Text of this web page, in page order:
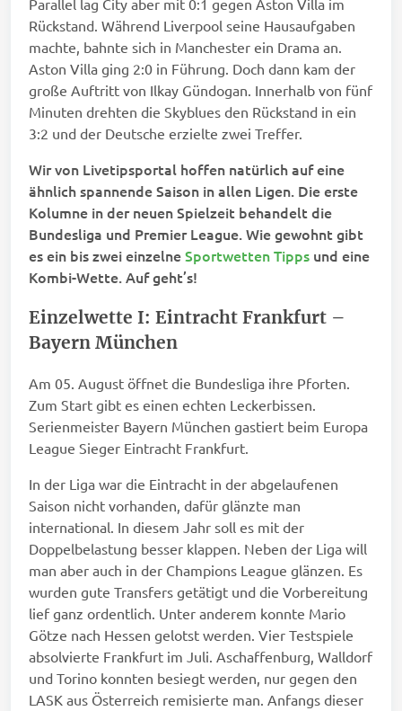
Rückstand. Während Liverpool seine Hausaufgaben
machte, bahnte sich in Manchester ein Drama an.
Aston Villa ging 2:0 in Führung. Doch dann kam der
große Auftritt von Ilkay Gündogan. Innerhalb von fünf
Minuten drehten die Skyblues den Rückstand in ein
3:2 und der Deutsche erzielte zwei Treffer.
Wir von Livetipsportal hoffen natürlich auf eine
ähnlich spannende Saison in allen Ligen. Die erste
Kolumne in der neuen Spielzeit behandelt die
Bundesliga und Premier League. Wie gewohnt gibt
es ein bis zwei einzelneSportwetten Tipps und eine
Kombi-Wette. Auf geht’s!
Einzelwette I: Eintracht Frankfurt –
Bayern München
Am 05. August öffnet die Bundesliga ihre Pforten.
Zum Start gibt es einen echten Leckerbissen.
Serienmeister Bayern München gastiert beim Europa
League Sieger Eintracht Frankfurt.
In der Liga war die Eintracht in der abgelaufenen
Saison nicht vorhanden, dafür glänzte man
international. In diesem Jahr soll es mit der
Doppelbelastung besser klappen. Neben der Liga will
man aber auch in der Champions League glänzen. Es
wurden gute Transfers getätigt und die Vorbereitung
lief ganz ordentlich. Unter anderem konnte Mario
Götze nach Hessen gelotst werden. Vier Testspiele
absolvierte Frankfurt im Juli. Aschaffenburg, Walldorf
und Torino konnten besiegt werden, nur gegen den
LASK aus Österreich remisierte man. Anfangs dieser